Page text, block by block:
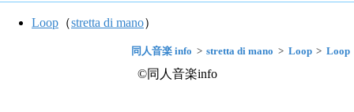
Loop （stretta di mano）
同人音楽 info stretta di mano Loop Loop
©同人音楽info